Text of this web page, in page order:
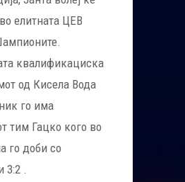
елитната ЦЕВ
квалификациска
од Кисела Вода
гo има
тим Гацко кого во
го доби со
.